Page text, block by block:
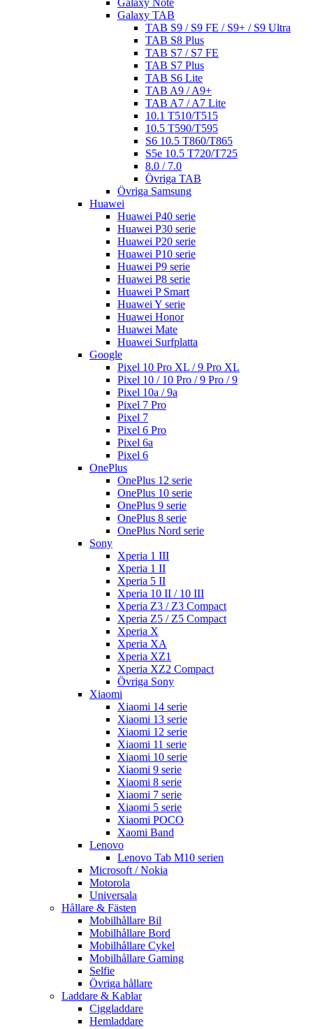
Galaxy Note
Galaxy TAB
TAB S9 / S9 FE / S9+ / S9 Ultra
TAB S8 Plus
TAB S7 / S7 FE
TAB S7 Plus
TAB S6 Lite
TAB A9 / A9+
TAB A7 / A7 Lite
10.1 T510/T515
10.5 T590/T595
S6 10.5 T860/T865
S5e 10.5 T720/T725
8.0 / 7.0
Övriga TAB
Övriga Samsung
Huawei
Huawei P40 serie
Huawei P30 serie
Huawei P20 serie
Huawei P10 serie
Huawei P9 serie
Huawei P8 serie
Huawei P Smart
Huawei Y serie
Huawei Honor
Huawei Mate
Huawei Surfplatta
Google
Pixel 10 Pro XL / 9 Pro XL
Pixel 10 / 10 Pro / 9 Pro / 9
Pixel 10a / 9a
Pixel 7 Pro
Pixel 7
Pixel 6 Pro
Pixel 6a
Pixel 6
OnePlus
OnePlus 12 serie
OnePlus 10 serie
OnePlus 9 serie
OnePlus 8 serie
OnePlus Nord serie
Sony
Xperia 1 III
Xperia 1 II
Xperia 5 II
Xperia 10 II / 10 III
Xperia Z3 / Z3 Compact
Xperia Z5 / Z5 Compact
Xperia X
Xperia XA
Xperia XZ1
Xperia XZ2 Compact
Övriga Sony
Xiaomi
Xiaomi 14 serie
Xiaomi 13 serie
Xiaomi 12 serie
Xiaomi 11 serie
Xiaomi 10 serie
Xiaomi 9 serie
Xiaomi 8 serie
Xiaomi 7 serie
Xiaomi 5 serie
Xiaomi POCO
Xaomi Band
Lenovo
Lenovo Tab M10 serien
Microsoft / Nokia
Motorola
Universala
Hållare & Fästen
Mobilhållare Bil
Mobilhållare Bord
Mobilhållare Cykel
Mobilhållare Gaming
Selfie
Övriga hållare
Laddare & Kablar
Ciggladdare
Hemladdare